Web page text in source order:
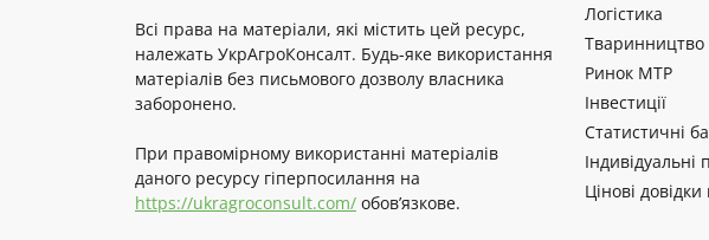
Всі права на матеріали, які містить цей ресурс,
належать УкрАгроКонсалт. Будь-яке використання
матеріалів без письмового дозволу власника
заборонено.
При правомірному використанні матеріалів
даного ресурсу гіперпосилання на
https://ukragroconsult.com/ обов’язкове.
Логістика
Тваринництво
Ринок МТР
Інвестиції
Статистичні
Індивідуальні
Цінові